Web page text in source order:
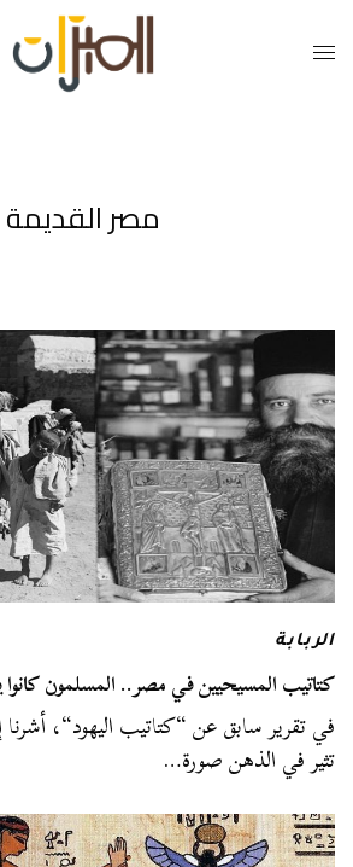
مصر القديمة
الربابة
كتاتيب المسيحيين في مصر.. المسلمون كانوا
في تقرير سابق عن “كتاتيب اليهود“،
تثير في الذهن صورة…